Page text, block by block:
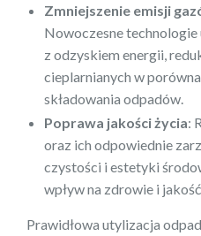
Zmniejszenie emisji
Nowoczesne
z odzyskiem energii,
cieplarnianych w
składowania odpadów.
Poprawa jakości życia:
oraz ich odpowiednie
czystości i estetyki
wpływ na zdrowie i
Prawidłowa utylizacja